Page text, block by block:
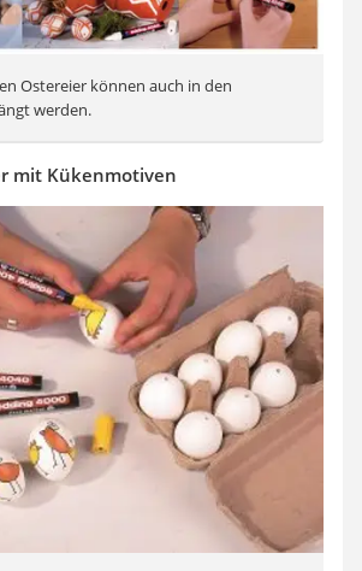
Ostereier können auch in den
werden.
mit Kükenmotiven